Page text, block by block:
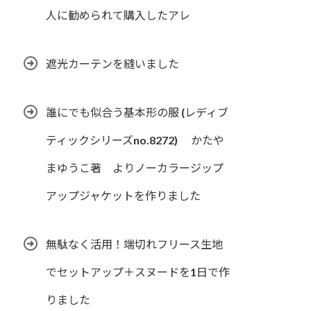
人に勧められて購入したアレ
遮光カーテンを縫いました
誰にでも似合う基本形の服 (レディブ
ティックシリーズno.8272) かたや
まゆうこ著 よりノーカラージップ
アップジャケットを作りました
無駄なく活用！端切れフリース生地
でセットアップ＋スヌードを1日で作
りました